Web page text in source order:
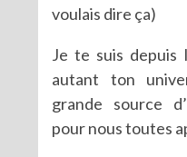
voulais dire ça)
Je te suis depuis
autant ton
grande source
pour nous toutes